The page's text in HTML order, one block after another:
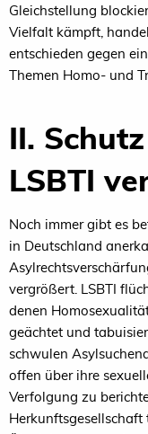
Gleichstellung
Vielfalt kämpft,
entschieden gegen
Themen Homo- und
II.
LSBTI
Noch immer gibt es
in Deutschland
vergrößert. LSBTI
denen
geächtet und
schwulen
offen über ihre
Verfolgung zu